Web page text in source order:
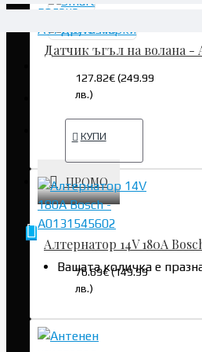
АКСЕСОАРИ
УСЛУГИ
ПРОМО
Вашата количка е
Датчик ъгъл на волана -
127.82€ (249.99
лв.)
КУПИ
Алтернатор 14V 180A
76.69€ (149.99
лв.)